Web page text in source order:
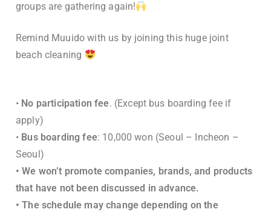
groups are gathering again!
Remind Muuido with us by joining this huge joint
beach cleaning
• No participation fee. (Except bus boarding fee if
apply)
• Bus boarding fee: 10,000 won (Seoul – Incheon –
Seoul)
• We won’t promote companies, brands, and products
that have not been discussed in advance.
• The schedule may change depending on the